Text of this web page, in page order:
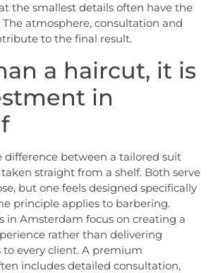
the smallest details often have the
atmosphere, consultation and
to the final result.
a haircut, it is
in
difference between a tailored suit
straight from a shelf. Both serve
but one feels designed specifically
principle applies to barbering.
in Amsterdam focus on creating a
rather than delivering
to every client. A premium
includes detailed consultation,